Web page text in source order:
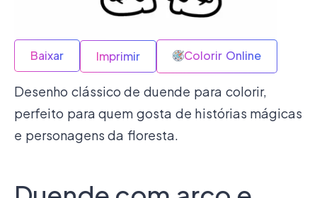
Baixar Imprimir Colorir Online
Desenho clássico de duende para colorir,
perfeito para quem gosta de histórias mágicas
e personagens da floresta.